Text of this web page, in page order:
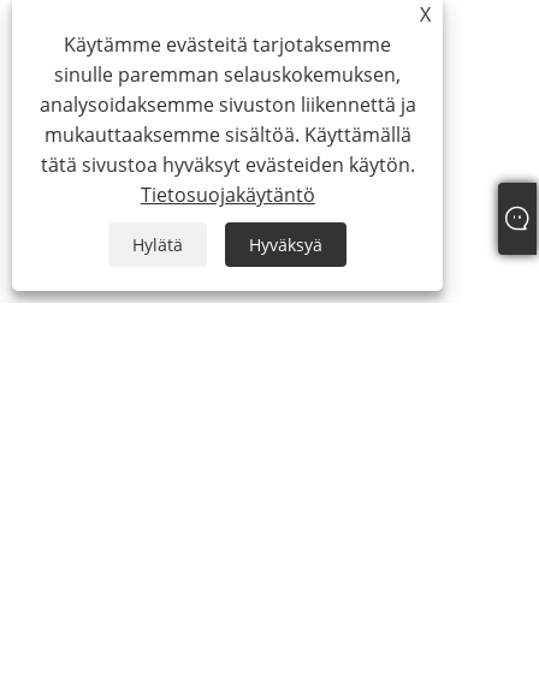
X
Käytämme evästeitä tarjotaksemme
sinulle paremman selauskokemuksen,
analysoidaksemme sivuston liikennettä ja
mukauttaaksemme sisältöä. Käyttämällä
tätä sivustoa hyväksyt evästeiden käytön.
Tietosuojakäytäntö
Hylätä Hyväksyä